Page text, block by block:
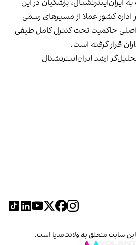
ایران‌اینترنشنال، پزشکیان در این
اداره کشور عملا از مسیرهای رسمی
حاکمیت تحت کنترل کامل طیفی
قرار گرفته است.
ارشد ایران‌اینترنشنال
سایت متعلق به ولانت‌مدیا است.